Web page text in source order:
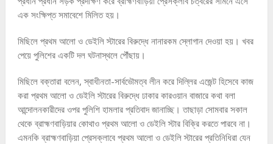
এক সংক্ষিপ্ত সমাবেশে মিলিত হয়।
মিছিলে প্রথম আলো ও ডেইলি স্টারের বিরুদ্ধে নানারকম স্লোগান দেওয়া হয়। খবর
পেয়ে পুলিশের একটি দল ঘটনাস্থলে পৌঁছায়।
মিছিলে বক্তারা বলেন, স্বাধীনতা-সার্বভৌমত্ব লীন করে দিল্লির এজেন্ট হিসেবে কাজ
করা প্রথম আলো ও ডেইলি স্টারের বিরুদ্ধে ঢাকার কারওয়ান বাজারে কথা বলা
আন্দোলনকারীদের ওপর পুলিশি হামলার প্রতিবাদ জানাচ্ছি। তাছাড়া সোমবার সকাল
থেকে ব্রাহ্মণবাড়িয়ার কোথাও প্রথম আলো ও ডেইলি স্টার বিক্রি করতে পারবে না।
এমনকি ব্রাহ্মণবাড়িয়া প্রেসক্লাবে প্রথম আলো ও ডেইলি স্টারের প্রতিনিধিরা যেন